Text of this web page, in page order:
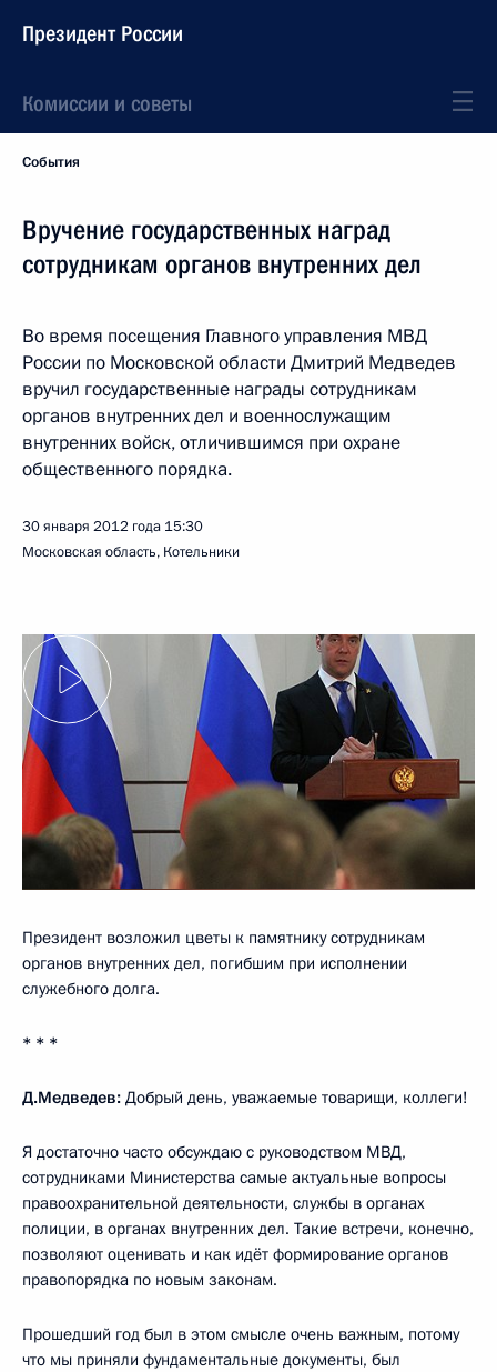
Президент России
Комиссии и советы
События
Вручение государственных наград
сотрудникам органов внутренних дел
Во время посещения Главного управления МВД
России по Московской области Дмитрий Медведев
вручил государственные награды сотрудникам
органов внутренних дел и военнослужащим
внутренних войск, отличившимся при охране
общественного порядка.
30 января 2012 года 15:30
Московская область, Котельники
Президент возложил цветы к памятнику сотрудникам
органов внутренних дел, погибшим при исполнении
служебного долга.
* * *
Д.Медведев: Добрый день, уважаемые товарищи, коллеги!
Я достаточно часто обсуждаю с руководством МВД,
сотрудниками Министерства самые актуальные вопросы
правоохранительной деятельности, службы в органах
полиции, в органах внутренних дел. Такие встречи, конечно,
позволяют оценивать и как идёт формирование органов
правопорядка по новым законам.
Прошедший год был в этом смысле очень важным, потому
что мы приняли фундаментальные документы, был